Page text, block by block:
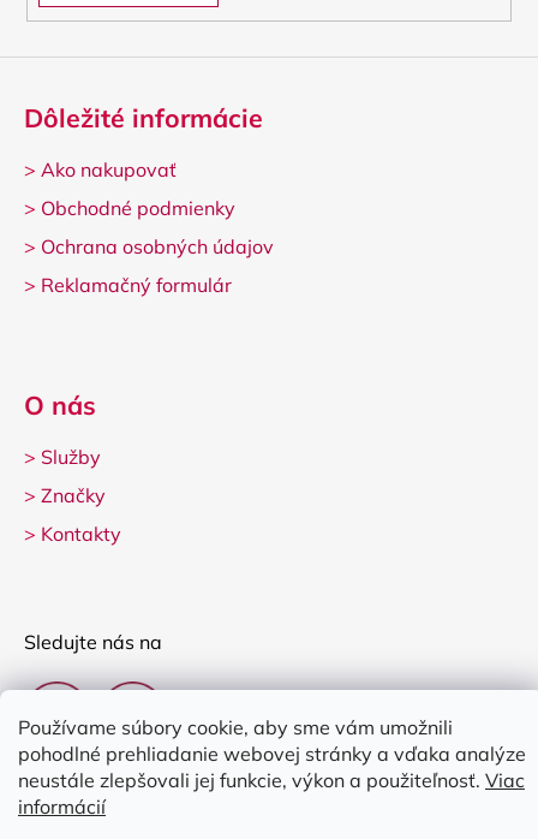
Používame súbory cookie, aby sme vám umožnili
pohodlné prehliadanie webovej stránky a vďaka analýze
neustále zlepšovali jej funkcie, výkon a použiteľnosť. Viac
informácií
Dôležité informácie
> Ako nakupovať
> Obchodné podmienky
> Ochrana osobných údajov
> Reklamačný formulár
O nás
> Služby
> Značky
> Kontakty
Sledujte nás na